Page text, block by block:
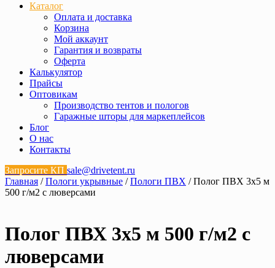
Каталог
Оплата и доставка
Корзина
Мой аккаунт
Гарантия и возвраты
Оферта
Калькулятор
Прайсы
Оптовикам
Производство тентов и пологов
Гаражные шторы для маркеплейсов
Блог
О нас
Контакты
Запросите КП sale@drivetent.ru
Главная /Пологи укрывные /Пологи ПВХ / Полог ПВХ 3х5 м
500 г/м2 с люверсами
Полог ПВХ 3х5 м 500 г/м2 с
люверсами